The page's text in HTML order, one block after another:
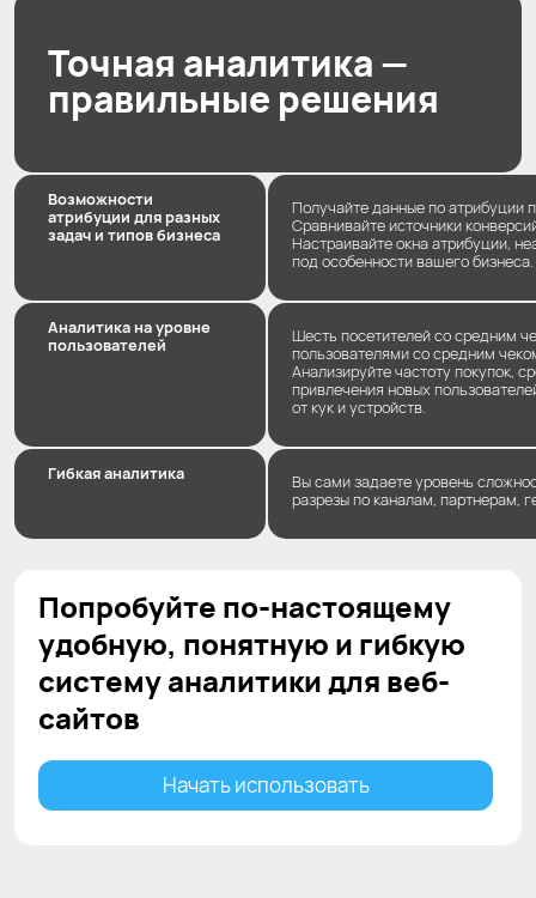
Точная аналитика —
правильные решения
Возможности
атрибуции для разных
задач и типов бизнеса
Получайте данные по атрибуции
Сравнивайте источники
Настраивайте окна атрибуции,
под особенности вашего бизнеса.
Аналитика на уровне
пользователей
Шесть посетителей со средним
пользователями со средним
Анализируйте частоту покупок,
привлечения новых
от кук и устройств.
Гибкая аналитика
Вы сами задаете уровень
разрезы по каналам, партнерам,
Попробуйте по-настоящему
удобную, понятную и гибкую
систему аналитики для веб-
сайтов
Начать использовать